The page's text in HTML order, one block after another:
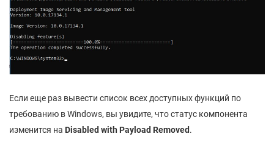
Если еще раз вывести список всех доступных функций по
требованию в Windows, вы увидите, что статус компонента
изменится на Disabled with Payload Removed.